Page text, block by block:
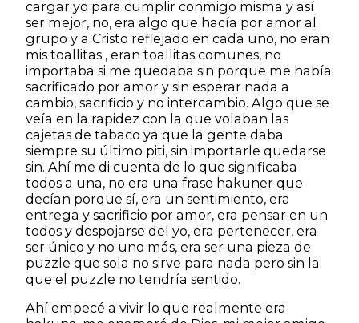
cargar yo para cumplir conmigo misma y así
ser mejor, no, era algo que hacía por amor al
grupo y a Cristo reflejado en cada uno, no eran
mis toallitas , eran toallitas comunes, no
importaba si me quedaba sin porque me había
sacrificado por amor y sin esperar nada a
cambio, sacrificio y no intercambio. Algo que se
veía en la rapidez con la que volaban las
cajetas de tabaco ya que la gente daba
siempre su último piti, sin importarle quedarse
sin. Ahí me di cuenta de lo que significaba
todos a una, no era una frase hakuner que
decían porque sí, era un sentimiento, era
entrega y sacrificio por amor, era pensar en un
todos y despojarse del yo, era pertenecer, era
ser único y no uno más, era ser una pieza de
puzzle que sola no sirve para nada pero sin la
que el puzzle no tendría sentido.
Ahí empecé a vivir lo que realmente era